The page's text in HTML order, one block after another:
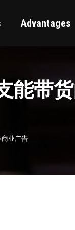
Advantages
支能带
业广告